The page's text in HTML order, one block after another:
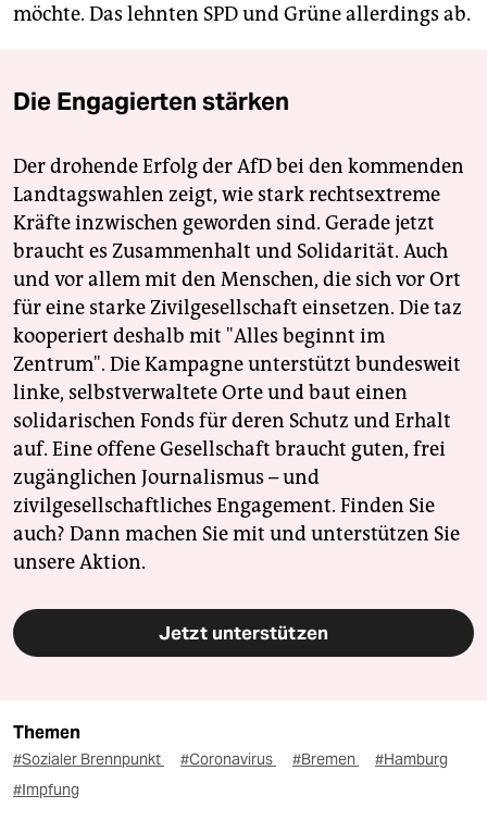
möchte. Das lehnten SPD und Grüne allerdings ab.
Die Engagierten stärken
Der drohende Erfolg der AfD bei den kommenden
Landtagswahlen zeigt, wie stark rechtsextreme
Kräfte inzwischen geworden sind. Gerade jetzt
braucht es Zusammenhalt und Solidarität. Auch
und vor allem mit den Menschen, die sich vor Ort
für eine starke Zivilgesellschaft einsetzen. Die taz
kooperiert deshalb mit "Alles beginnt im
Zentrum". Die Kampagne unterstützt bundesweit
linke, selbstverwaltete Orte und baut einen
solidarischen Fonds für deren Schutz und Erhalt
auf. Eine offene Gesellschaft braucht guten, frei
zugänglichen Journalismus – und
zivilgesellschaftliches Engagement. Finden Sie
auch? Dann machen Sie mit und unterstützen Sie
unsere Aktion.
Jetzt unterstützen
Themen
#Sozialer Brennpunkt #Coronavirus #Bremen
#Hamburg
#Impfung